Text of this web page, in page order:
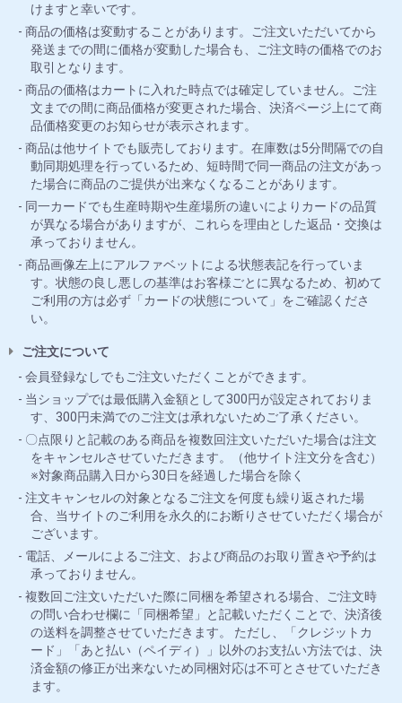
けますと幸いです。
商品の価格は変動することがあります。ご注文いただいてから
発送までの間に価格が変動した場合も、ご注文時の価格でのお
取引となります。
商品の価格はカートに入れた時点では確定していません。ご注
文までの間に商品価格が変更された場合、決済ページ上にて商
品価格変更のお知らせが表示されます。
商品は他サイトでも販売しております。在庫数は5分間隔での自
動同期処理を行っているため、短時間で同一商品の注文があっ
た場合に商品のご提供が出来なくなることがあります。
同一カードでも生産時期や生産場所の違いによりカードの品質
が異なる場合がありますが、これらを理由とした返品・交換は
承っておりません。
商品画像左上にアルファベットによる状態表記を行っていま
す。状態の良し悪しの基準はお客様ごとに異なるため、初めて
ご利用の方は必ず「カードの状態について」をご確認くださ
い。
ご注文について
会員登録なしでもご注文いただくことができます。
当ショップでは最低購入金額として300円が設定されておりま
す、300円未満でのご注文は承れないためご了承ください。
〇点限りと記載のある商品を複数回注文いただいた場合は注文
をキャンセルさせていただきます。（他サイト注文分を含む）
※対象商品購入日から30日を経過した場合を除く
注文キャンセルの対象となるご注文を何度も繰り返された場
合、当サイトのご利用を永久的にお断りさせていただく場合が
ございます。
電話、メールによるご注文、および商品のお取り置きや予約は
承っておりません。
複数回ご注文いただいた際に同梱を希望される場合、ご注文時
の問い合わせ欄に「同梱希望」と記載いただくことで、決済後
の送料を調整させていただきます。 ただし、「クレジットカ
ード」「あと払い（ペイディ）」以外のお支払い方法では、決
済金額の修正が出来ないため同梱対応は不可とさせていただき
ます。